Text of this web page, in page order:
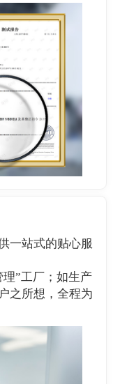
一站式的贴心服
”工厂；如生产
之所想，全程为